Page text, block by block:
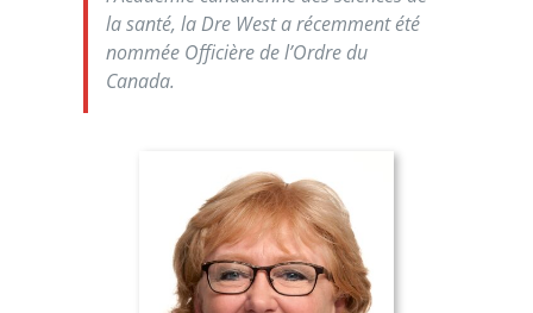
la santé, la Dre West a récemment été
nommée Officière de l’Ordre du
Canada.